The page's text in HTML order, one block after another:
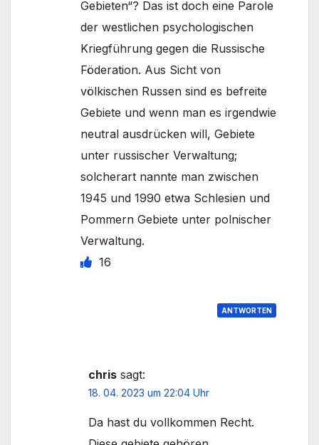
Gebieten“? Das ist doch eine Parole
der westlichen psychologischen
Kriegführung gegen die Russische
Föderation. Aus Sicht von
völkischen Russen sind es befreite
Gebiete und wenn man es irgendwie
neutral ausdrücken will, Gebiete
unter russischer Verwaltung;
solcherart nannte man zwischen
1945 und 1990 etwa Schlesien und
Pommern Gebiete unter polnischer
Verwaltung.
16
ANTWORTEN
chris sagt:
18. 04. 2023 um 22:04 Uhr
Da hast du vollkommen Recht.